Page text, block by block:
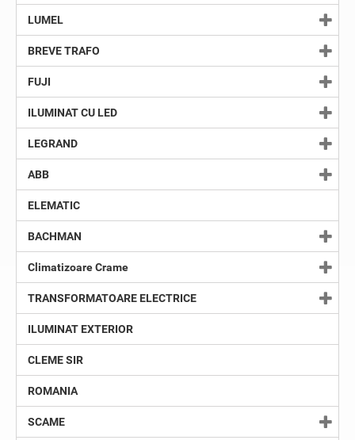
LUMEL
BREVE TRAFO
FUJI
ILUMINAT CU LED
LEGRAND
ABB
ELEMATIC
BACHMAN
Climatizoare Crame
TRANSFORMATOARE ELECTRICE
ILUMINAT EXTERIOR
CLEME SIR
ROMANIA
SCAME